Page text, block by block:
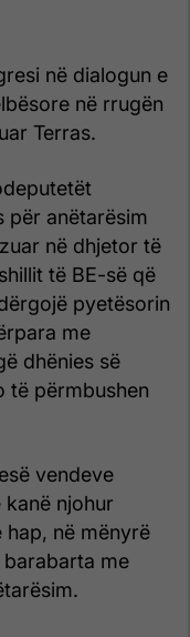
në dialogun e
në rrugën
Terras.
për anëtarësim
në dhjetor të
të BE-së që
pyetësorin
me
dhënies së
të përmbushen
vendeve
kanë njohur
në mënyrë
me